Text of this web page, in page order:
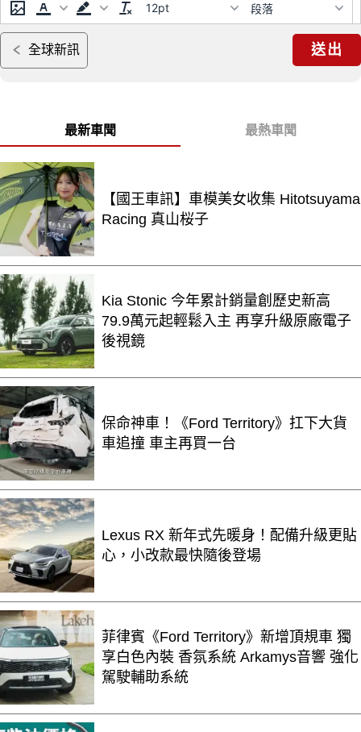
12pt 段落
全球新訊 送出
最新車聞 最熱車聞
【國王車訊】車模美女收集 Hitotsuyama
Racing 真山桜子
Kia Stonic 今年累計銷量創歷史新高
79.9萬元起輕鬆入主 再享升級原廠電子
後視鏡
保命神車！《Ford Territory》扛下大貨
車追撞 車主再買一台
Lexus RX 新年式先暖身！配備升級更貼
心，小改款最快隨後登場
菲律賓《Ford Territory》新增頂規車 獨
享白色內裝 香氛系統 Arkamys音響 強化
駕駛輔助系統